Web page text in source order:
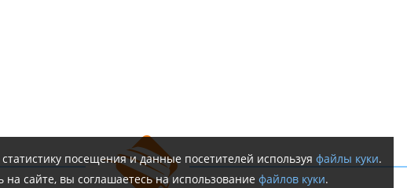
посещения и данные посетителей используя файлы куки.
на сайте, вы соглашаетесь на использование файлов куки.